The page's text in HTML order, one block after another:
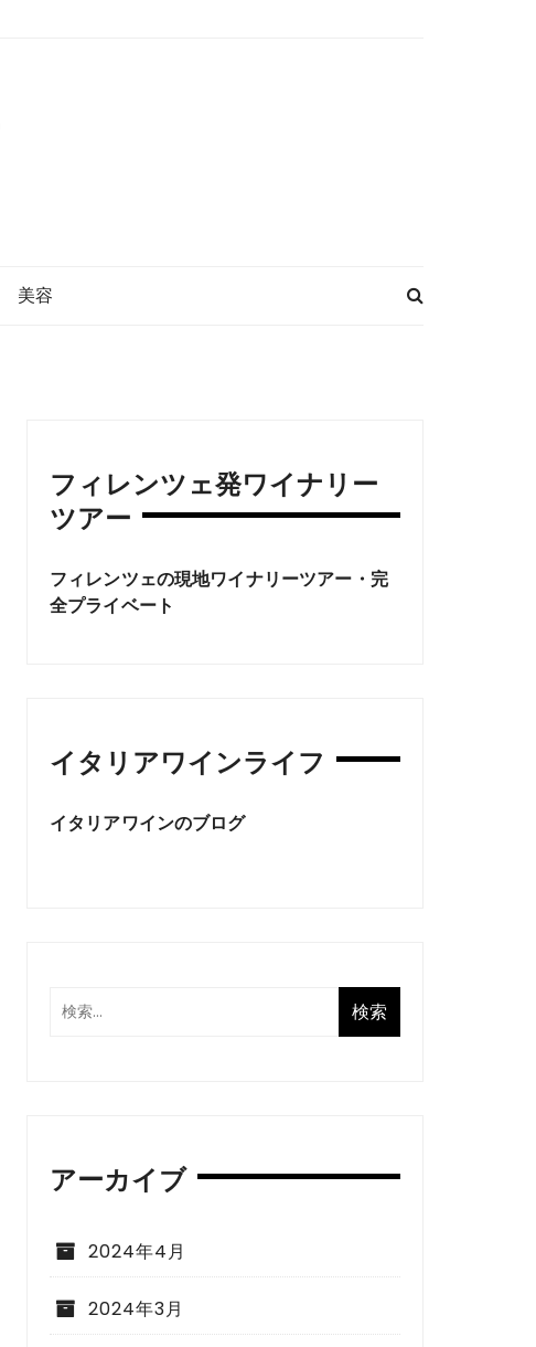
美容
フィレンツェ発ワイナリー
ツアー
フィレンツェの現地ワイナリーツアー・完
全プライベート
イタリアワインライフ
イタリアワインのブログ
アーカイブ
2024年4月
2024年3月